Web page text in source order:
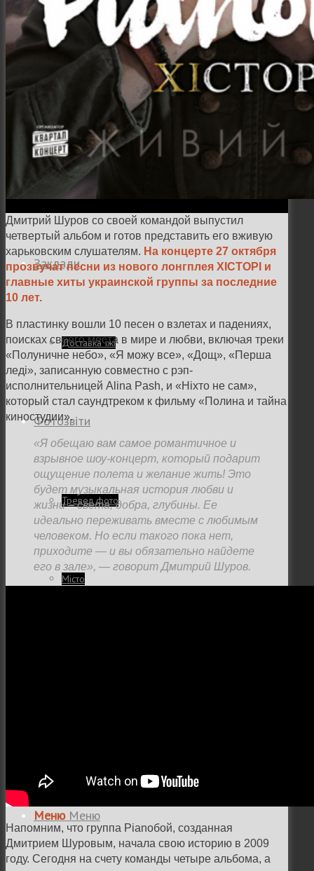
Свадебная фотосъёмка
Фоторедактор
Заклади
Доставка їжі
Фотозвіти
Тревел фото
Місто
Меню Меню
Дмитрий Шуров со своей командой выпустил
четвертый альбом и готов представить его вживую
харьковским слушателям. На концерте 27 октября
прозвучат песни из нового лонгплея ХICТОРI и
главные хиты украинской группы за последние
10 лет.
В пластинку вошли 10 песен о взлетах и падениях,
поисках своего места в мире и любви, включая треки
«Полуничне небо», «Я можу все», «Дощ», «Перша
леді», записанную совместно с рэп-
исполнительницей Alina Pash, и «Ніхто не сам»,
который стал саундтреком к фильму «Полина и тайна
киностудии».
«Я обещаю вам самое романтичное и
взрывное шоу-концерт, который подарит
ощущение полета и желание жить! Это
будет музыкальная история любви и
жизни – света, добра, глубины. Ее
идеально переживать вместе с любимым
человеком. Но если такого пока нет,
приходите — и вы обязательно найдете
его в зале», — говорит Дмитрий Шуров.
Напомним, что группа Pianoбой, созданная
Дмитрием Шуровым, начала свою историю в 2009
году. Сегодня на счету команды четыре альбома, а